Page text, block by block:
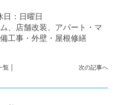
：日曜日
、店舗改装、アパート・マ
工事・外壁・屋根修繕
次の記事へ
覧 │